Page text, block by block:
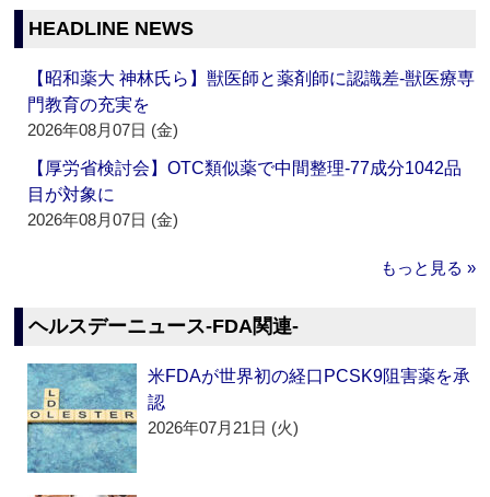
HEADLINE NEWS
【昭和薬大 神林氏ら】獣医師と薬剤師に認識差‐獣医療専
門教育の充実を
2026年08月07日 (金)
【厚労省検討会】OTC類似薬で中間整理‐77成分1042品
目が対象に
2026年08月07日 (金)
もっと見る »
ヘルスデーニュース‐FDA関連‐
米FDAが世界初の経口PCSK9阻害薬を承
認
2026年07月21日 (火)